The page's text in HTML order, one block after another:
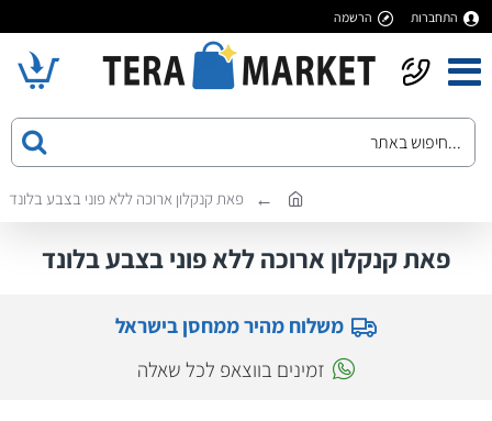
התחברות הרשמה
פאת קנקלון ארוכה ללא פוני בצבע בלונד
פאת קנקלון ארוכה ללא פוני בצבע בלונד
משלוח מהיר ממחסן בישראל
זמינים בווצאפ לכל שאלה